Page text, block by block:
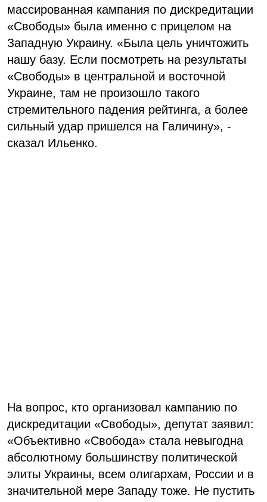
массированная кампания по дискредитации
«Свободы» была именно с прицелом на
Западную Украину. «Была цель уничтожить
нашу базу. Если посмотреть на результаты
«Свободы» в центральной и восточной
Украине, там не произошло такого
стремительного падения рейтинга, а более
сильный удар пришелся на Галичину», -
сказал Ильенко.
На вопрос, кто организовал кампанию по
дискредитации «Свободы», депутат заявил:
«Объективно «Свобода» стала невыгодна
абсолютному большинству политической
элиты Украины, всем олигархам, России и в
значительной мере Западу тоже. Не пустить